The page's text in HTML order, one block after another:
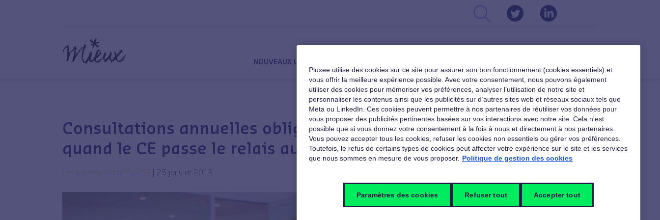
NOUVEAUX USAGES
Consultations annuelles obligatoires :
quand le CE passe le relais au CSE
Les missions du CE / CSE 25 janvier 2019
A TÉLÉCHARGER
CSE
Pour vous accompagner dans votre
Pluxee utilise des cookies sur ce site pour assurer son bon fonctionnement (cookies essentiels) et
vous offrir la meilleure expérience possible. Avec votre consentement, nous pouvons également
utiliser des cookies pour mémoriser vos préférences, analyser l’utilisation de notre site et
personnaliser les contenus ainsi que les publicités sur d’autres sites web et réseaux sociaux tels que
Meta ou LinkedIn. Ces cookies peuvent permettre à nos partenaires de réutiliser vos données pour
vous proposer des publicités pertinentes basées sur vos interactions avec notre site. Cela n'est
possible que si vous donnez votre consentement à la fois à nous et directement à nos partenaires.
Vous pouvez accepter tous les cookies, refuser les cookies non essentiels ou gérer vos préférences.
Toutefois, le refus de certains types de cookies peut affecter votre expérience sur le site et les services
que nous sommes en mesure de vous proposer. Politique de gestion des cookies
Paramètres des cookies Refuser tout Accepter tout